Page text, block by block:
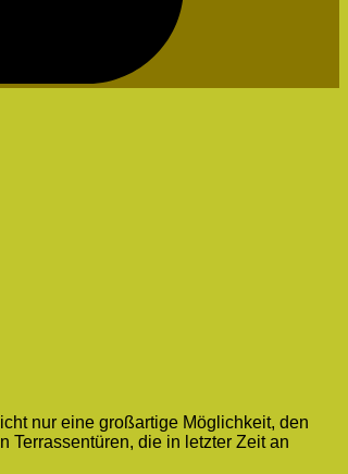
nur eine großartige Möglichkeit, den
Terrassentüren, die in letzter Zeit an